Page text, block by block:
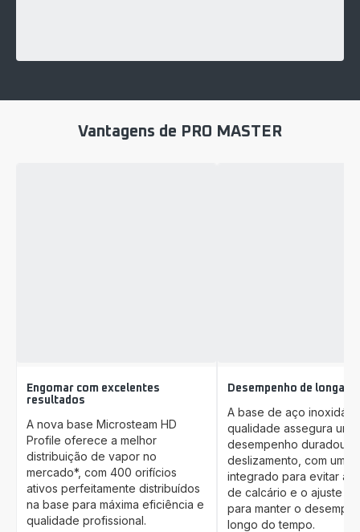
Vantagens de PRO MASTER
Engomar com excelentes
resultados
A nova base Microsteam HD
Profile oferece a melhor
distribuição de vapor no
mercado*, com 400 orifícios
ativos perfeitamente distribuídos
na base para máxima eficiência e
qualidade profissional.
Desempenho de longa
A base de aço
qualidade assegura um
desempenho duradouro
deslizamento, com um
integrado para evitar a
de calcário e o ajuste
para manter o
longo do tempo.